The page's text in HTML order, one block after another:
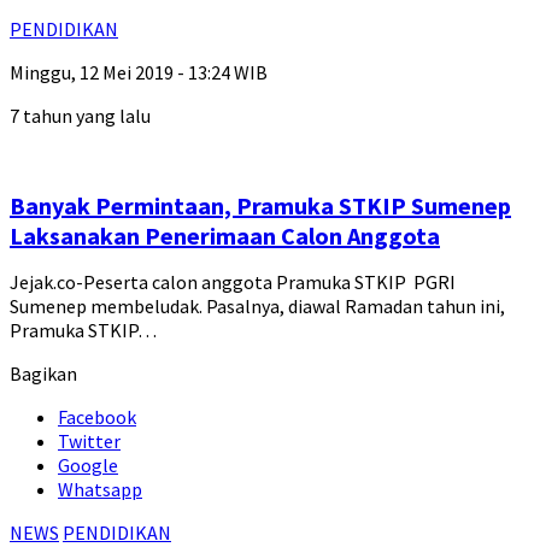
PENDIDIKAN
Minggu, 12 Mei 2019 - 13:24 WIB
7 tahun yang lalu
Banyak Permintaan, Pramuka STKIP Sumenep
Laksanakan Penerimaan Calon Anggota
Jejak.co-Peserta calon anggota Pramuka STKIP PGRI
Sumenep membeludak. Pasalnya, diawal Ramadan tahun ini,
Pramuka STKIP…
Bagikan
Facebook
Twitter
Google
Whatsapp
NEWS PENDIDIKAN